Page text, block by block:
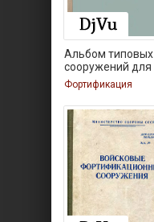
Альбом типовых
сооружений для
Фортификация